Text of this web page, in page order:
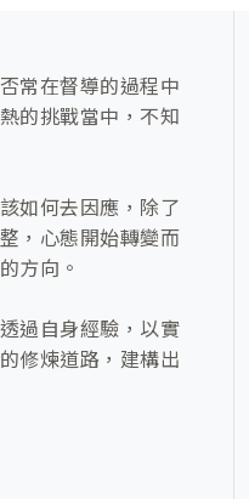
常在督導的過程中
的挑戰當中，不知
如何去因應，除了
，心態開始轉變而
方向。
過自身經驗，以實
修煉道路，建構出